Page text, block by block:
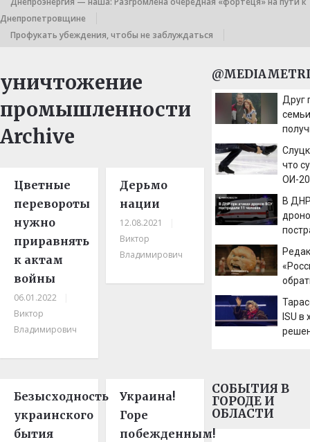
Днепропетровщине
Профукать убеждения, чтобы не заблуждаться
уничтожение
промышленности
Archive
Цветные
перевороты
нужно
приравнять
к актам
войны
06.01.2022
Виктор
Владимирович
Дерьмо
нации
12.08.2021
Виктор
Владимирович
Безысходность
украинского
бытия
Украина!
Горе
побежденным!
Друг
них
что
ОИ-
дать
В
из-за
ISU в
СОБЫТИЯ В
ГОРОДЕ И
ОБЛАСТИ